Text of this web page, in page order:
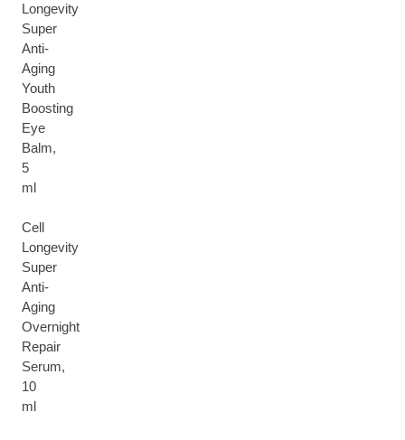
Longevity
Super
Anti-
Aging
Youth
Boosting
Eye
Balm,
5
ml
Cell
Longevity
Super
Anti-
Aging
Overnight
Repair
Serum,
10
ml